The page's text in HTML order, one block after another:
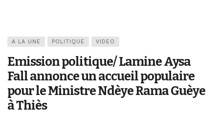
A LA UNE POLITIQUE VIDEO
Emission politique/ Lamine Aysa
Fall annonce un accueil populaire
pour le Ministre Ndèye Rama Guèye
à Thiès